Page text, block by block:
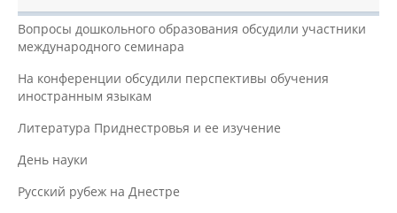
Вопросы дошкольного образования обсудили участники
международного семинара
На конференции обсудили перспективы обучения
иностранным языкам
Литература Приднестровья и ее изучение
День науки
Русский рубеж на Днестре